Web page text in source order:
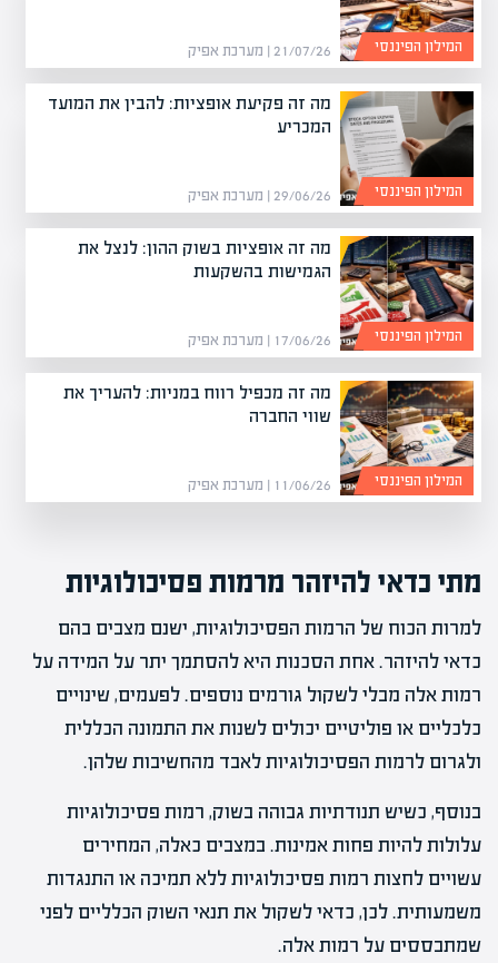
21/07/26 | מערכת אפיק המילון הפיננסי
מה זה פקיעת אופציות: להבין את המועד
המכריע
29/06/26 | מערכת אפיק המילון הפיננסי
מה זה אופציות בשוק ההון: לנצל את
הגמישות בהשקעות
17/06/26 | מערכת אפיק המילון הפיננסי
מה זה מכפיל רווח במניות: להעריך את
שווי החברה
11/06/26 | מערכת אפיק המילון הפיננסי
מתי כדאי להיזהר מרמות פסיכולוגיות
למרות הכוח של הרמות הפסיכולוגיות, ישנם מצבים בהם
כדאי להיזהר. אחת הסכנות היא להסתמך יתר על המידה על
רמות אלה מבלי לשקול גורמים נוספים. לפעמים, שינויים
כלכליים או פוליטיים יכולים לשנות את התמונה הכללית
ולגרום לרמות הפסיכולוגיות לאבד מהחשיבות שלהן.
בנוסף, כשיש תנודתיות גבוהה בשוק, רמות פסיכולוגיות
עלולות להיות פחות אמינות. במצבים כאלה, המחירים
עשויים לחצות רמות פסיכולוגיות ללא תמיכה או התנגדות
משמעותית. לכן, כדאי לשקול את תנאי השוק הכלליים לפני
שמתבססים על רמות אלה.